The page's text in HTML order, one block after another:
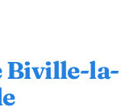
Biville-la-